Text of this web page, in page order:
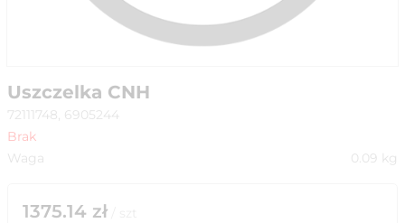
Uszczelka CNH
72111748, 6905244
Brak
Waga
0.09 kg
1375.14 zł